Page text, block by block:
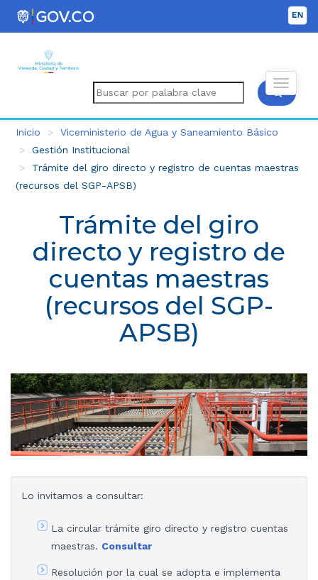
Inicio
Viceministerio de Agua y Saneamiento Básico
Gestión Institucional
Trámite del giro directo y registro de cuentas maestras
(recursos del SGP-APSB)
Trámite del giro
directo y registro de
cuentas maestras
(recursos del SGP-
APSB)
Lo invitamos a consultar:
La circular trámite giro directo y registro cuentas
maestras. Consultar
Resolución por la cual se adopta e implementa